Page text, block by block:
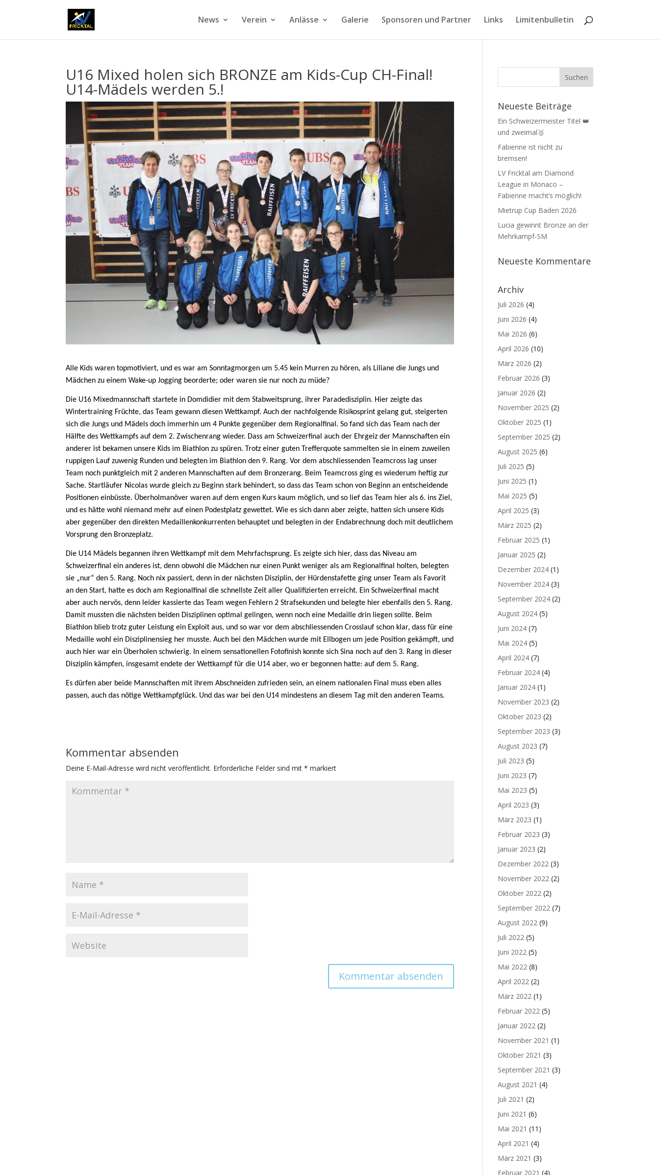
News Verein Anlässe Galerie Sponsoren und Partner Links Limitenbulletin
U16 Mixed holen sich BRONZE am Kids-Cup CH-Final!
U14-Mädels werden 5.!
Alle Kids waren topmotiviert, und es war am Sonntagmorgen um 5.45 kein Murren zu hören, als Liliane die Jungs und
Mädchen zu einem Wake-up Jogging beorderte; oder waren sie nur noch zu müde?
Die U16 Mixedmannschaft startete in Domdidier mit dem Stabweitsprung, ihrer Paradedisziplin. Hier zeigte das
Wintertraining Früchte, das Team gewann diesen Wettkampf. Auch der nachfolgende Risikosprint gelang gut, steigerten
sich die Jungs und Mädels doch immerhin um 4 Punkte gegenüber dem Regionalfinal. So fand sich das Team nach der
Hälfte des Wettkampfs auf dem 2. Zwischenrang wieder. Dass am Schweizerfinal auch der Ehrgeiz der Mannschaften ein
anderer ist bekamen unsere Kids im Biathlon zu spüren. Trotz einer guten Trefferquote sammelten sie in einem zuweilen
ruppigen Lauf zuwenig Runden und belegten im Biathlon den 9. Rang. Vor dem abschliessenden Teamcross lag unser
Team noch punktgleich mit 2 anderen Mannschaften auf dem Bronzerang. Beim Teamcross ging es wiederum heftig zur
Sache. Startläufer Nicolas wurde gleich zu Beginn stark behindert, so dass das Team schon von Beginn an entscheidende
Positionen einbüsste. Überholmanöver waren auf dem engen Kurs kaum möglich, und so lief das Team hier als 6. ins Ziel,
und es hätte wohl niemand mehr auf einen Podestplatz gewettet. Wie es sich dann aber zeigte, hatten sich unsere Kids
aber gegenüber den direkten Medaillenkonkurrenten behauptet und belegten in der Endabrechnung doch mit deutlichem
Vorsprung den Bronzeplatz.
Die U14 Mädels begannen ihren Wettkampf mit dem Mehrfachsprung. Es zeigte sich hier, dass das Niveau am
Schweizerfinal ein anderes ist, denn obwohl die Mädchen nur einen Punkt weniger als am Regionalfinal holten, belegten
sie „nur“ den 5. Rang. Noch nix passiert, denn in der nächsten Disziplin, der Hürdenstafette ging unser Team als Favorit
an den Start, hatte es doch am Regionalfinal die schnellste Zeit aller Qualifizierten erreicht. Ein Schweizerfinal macht
aber auch nervös, denn leider kassierte das Team wegen Fehlern 2 Strafsekunden und belegte hier ebenfalls den 5. Rang.
Damit mussten die nächsten beiden Disziplinen optimal gelingen, wenn noch eine Medaille drin liegen sollte. Beim
Biathlon blieb trotz guter Leistung ein Exploit aus, und so war vor dem abschliessenden Crosslauf schon klar, dass für eine
Medaille wohl ein Disziplinensieg her musste. Auch bei den Mädchen wurde mit Ellbogen um jede Position gekämpft, und
auch hier war ein Überholen schwierig. In einem sensationellen Fotofinish konnte sich Sina noch auf den 3. Rang in dieser
Disziplin kämpfen, insgesamt endete der Wettkampf für die U14 aber, wo er begonnen hatte: auf dem 5. Rang.
Es dürfen aber beide Mannschaften mit ihrem Abschneiden zufrieden sein, an einem nationalen Final muss eben alles
passen, auch das nötige Wettkampfglück. Und das war bei den U14 mindestens an diesem Tag mit den anderen Teams.
Kommentar absenden
Deine E-Mail-Adresse wird nicht veröffentlicht. Erforderliche Felder sind mit* markiert
Neueste Beiträge
Ein Schweizermeister Titel 👑
und zweimal🥉
Fabienne ist nicht zu
bremsen!
LV Fricktal am Diamond
League in Monaco –
Fabienne macht‘s möglich!
Mietrup Cup Baden 2026
Lucia gewinnt Bronze an der
Mehrkampf-SM
Neueste Kommentare
Archiv
Juli 2026 (4)
Juni 2026 (4)
Mai 2026 (6)
April 2026 (10)
März 2026 (2)
Februar 2026 (3)
Januar 2026 (2)
November 2025 (2)
Oktober 2025 (1)
September 2025 (2)
August 2025 (6)
Juli 2025 (5)
Juni 2025 (1)
Mai 2025 (5)
April 2025 (3)
März 2025 (2)
Februar 2025 (1)
Januar 2025 (2)
Dezember 2024 (1)
November 2024 (3)
September 2024 (2)
August 2024 (5)
Juni 2024 (7)
Mai 2024 (5)
April 2024 (7)
Februar 2024 (4)
Januar 2024 (1)
November 2023 (2)
Oktober 2023 (2)
September 2023 (3)
August 2023 (7)
Juli 2023 (5)
Juni 2023 (7)
Mai 2023 (5)
April 2023 (3)
März 2023 (1)
Februar 2023 (3)
Januar 2023 (2)
Dezember 2022 (3)
November 2022 (2)
Oktober 2022 (2)
September 2022 (7)
August 2022 (9)
Juli 2022 (5)
Juni 2022 (5)
Mai 2022 (8)
April 2022 (2)
März 2022 (1)
Februar 2022 (5)
Januar 2022 (2)
November 2021 (1)
Oktober 2021 (3)
September 2021 (3)
August 2021 (4)
Juli 2021 (2)
Juni 2021 (6)
Mai 2021 (11)
April 2021 (4)
März 2021 (3)
Februar 2021 (4)